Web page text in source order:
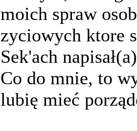
moich spraw
zyciowych ktore
Sek'ach
Co do mnie, to
lubię mieć